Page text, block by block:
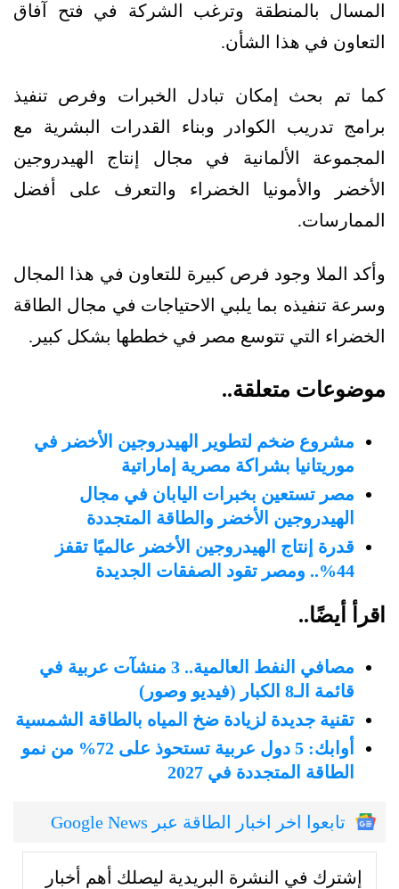
المسال بالمنطقة وترغب الشركة في فتح آفاق
التعاون في هذا الشأن.
كما تم بحث إمكان تبادل الخبرات وفرص تنفيذ
برامج تدريب الكوادر وبناء القدرات البشرية مع
المجموعة الألمانية في مجال إنتاج الهيدروجين
الأخضر والأمونيا الخضراء والتعرف على أفضل
الممارسات.
وأكد الملا وجود فرص كبيرة للتعاون في هذا المجال
وسرعة تنفيذه بما يلبي الاحتياجات في مجال الطاقة
الخضراء التي تتوسع مصر في خططها بشكل كبير.
موضوعات متعلقة..
مشروع ضخم لتطوير الهيدروجين الأخضر في
موريتانيا بشراكة مصرية إماراتية
مصر تستعين بخبرات اليابان في مجال
الهيدروجين الأخضر والطاقة المتجددة
قدرة إنتاج الهيدروجين الأخضر عالميًا تقفز
44%.. ومصر تقود الصفقات الجديدة
اقرأ أيضًا..
مصافي النفط العالمية.. 3 منشآت عربية في
قائمة الـ8 الكبار (فيديو وصور)
تقنية جديدة لزيادة ضخ المياه بالطاقة الشمسية
أوابك: 5 دول عربية تستحوذ على 72% من نمو
الطاقة المتجددة في 2027
تابعوا اخر اخبار الطاقة عبر Google News
إشترك في النشرة البريدية ليصلك أهم أخبار